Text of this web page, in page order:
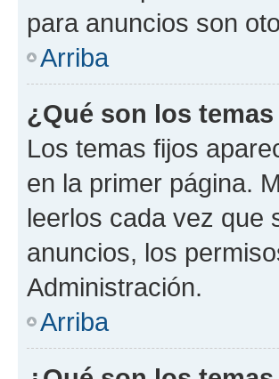
para anuncios son
Arriba
¿Qué son los
Los temas fijos
en la primer página.
leerlos cada vez que
anuncios, los
Administración.
Arriba